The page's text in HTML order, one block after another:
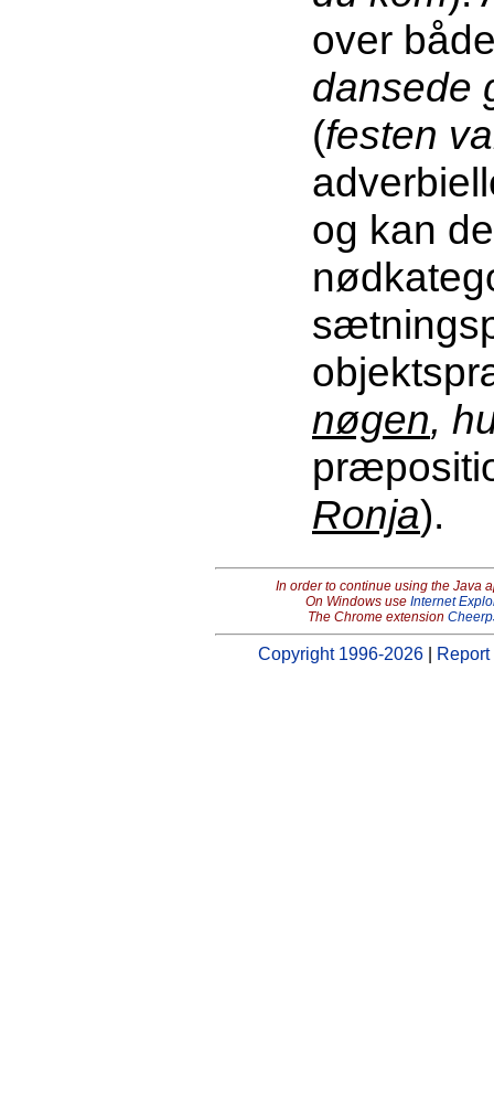
over
dansede
(festen
og kan
nøgen,
Ronja).
In order to continue using the Java
On Windows use Internet
The Chrome extension
Copyright 1996-2026